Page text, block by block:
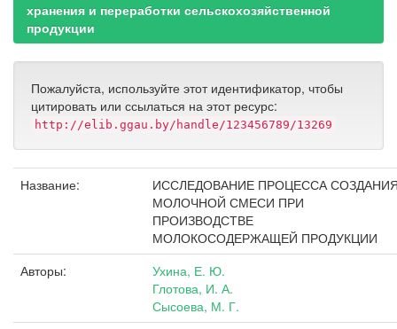
хранения и переработки сельскохозяйственной
продукции
Пожалуйста, используйте этот идентификатор, чтобы
цитировать или ссылаться на этот ресурс:
http://elib.ggau.by/handle/123456789/13269
Название:
ИССЛЕДОВАНИЕ ПРОЦЕССА
МОЛОЧНОЙ СМЕСИ ПРИ
ПРОИЗВОДСТВЕ
МОЛОКОСОДЕРЖАЩЕЙ ПРОДУКЦИИ
Авторы:
Ухина, Е. Ю.
Глотова, И. А.
Сысоева, М. Г.